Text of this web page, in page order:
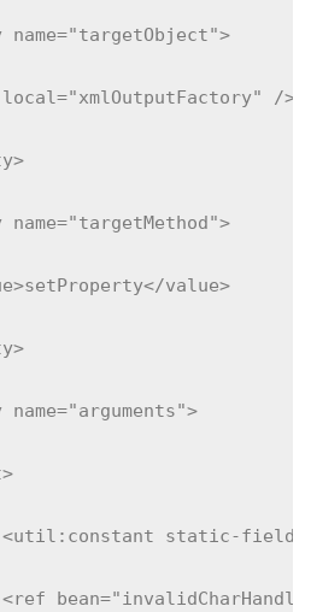
name="targetObject">
local="xmlOutputFactory" />
name="targetMethod">
setProperty</value>
name="arguments">
<util:constant static-field
<ref bean=